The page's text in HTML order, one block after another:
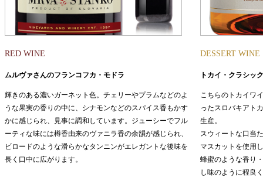
RED WINE
ムルヴァさんのフランコフカ・モドラ
輝きのある濃いガーネット色。チェリーやプラムなどのよ
うな果実の香りの中に、シナモンなどのスパイス香もかす
かに感じられ、見事に調和しています。ジューシーでフル
ーティな味には樽香由来のヴァニラ香の余韻が感じられ、
ビロードのような滑らかなタンニンがエレガントな後味を
長く口中に広がります。
DESSERT WINE
トカイ・クラシッ
こちらのトカイワ
ったスロバキアト
生産。
スウィートな口当
マスカットを使用
蜂蜜のような香り
し味のように程良